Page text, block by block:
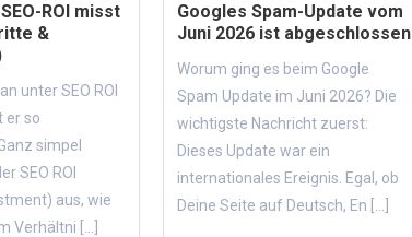
ROI misst
&
unter SEO ROI
er so
simpel
SEO ROI
aus, wie
Verhältni [...]
Googles Spam-Update vom
Juni 2026 ist abgeschlossen
Worum ging es beim Google
Spam Update im Juni 2026? Die
wichtigste Nachricht zuerst:
Dieses Update war ein
internationales Ereignis. Egal, ob
Deine Seite auf Deutsch, En [...]